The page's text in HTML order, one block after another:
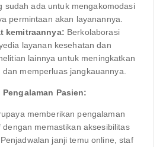
sudah ada untuk mengakomodasi
permintaan akan layanannya.
kemitraannya: Berkolaborasi
layanan kesehatan dan
lainnya untuk meningkatkan
dan memperluas jangkauannya.
Pasien:
memberikan pengalaman
dengan memastikan aksesibilitas
janji temu online, staf